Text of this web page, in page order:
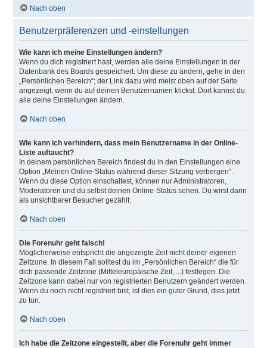
Nach oben
Benutzerpräferenzen und -einstellungen
Wie kann ich meine Einstellungen ändern?
Wenn du dich registriert hast, werden alle deine Einstellungen in der
Datenbank des Boards gespeichert. Um diese zu ändern, gehe in den
„Persönlichen Bereich“; der Link dazu wird meist oben auf der Seite
angezeigt, wenn du auf deinen Benutzernamen klickst. Dort kannst du
alle deine Einstellungen ändern.
Nach oben
Wie kann ich verhindern, dass mein Benutzername in der Online-
Liste auftaucht?
In deinem persönlichen Bereich findest du in den Einstellungen eine
Option „Meinen Online-Status während dieser Sitzung verbergen“.
Wenn du diese Option einschaltest, können nur Administratoren,
Moderatoren und du selbst deinen Online-Status sehen. Du wirst dann
als unsichtbarer Besucher gezählt.
Nach oben
Die Forenuhr geht falsch!
Möglicherweise entspricht die angezeigte Zeit nicht deiner eigenen
Zeitzone. In diesem Fall solltest du im „Persönlichen Bereich“ die für
dich passende Zeitzone (Mitteleuropäische Zeit, ...) festlegen. Die
Zeitzone kann dabei nur von registrierten Benutzern geändert werden.
Wenn du noch nicht registriert bist, ist dies ein guter Grund, dies jetzt
zu tun.
Nach oben
Ich habe die Zeitzone eingestellt, aber die Forenuhr geht immer